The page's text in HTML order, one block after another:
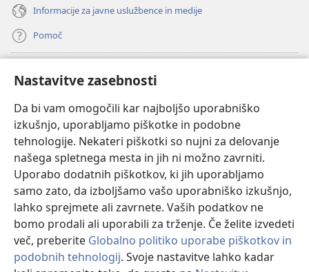
Nastavitve zasebnosti
Da bi vam omogočili kar najboljšo uporabniško
izkušnjo, uporabljamo piškotke in podobne
tehnologije. Nekateri piškotki so nujni za delovanje
našega spletnega mesta in jih ni možno zavrniti.
Uporabo dodatnih piškotkov, ki jih uporabljamo
samo zato, da izboljšamo vašo uporabniško izkušnjo,
lahko sprejmete ali zavrnete. Vaših podatkov ne
bomo prodali ali uporabili za trženje. Če želite izvedeti
več, preberite Globalno politiko uporabe piškotkov in
podobnih tehnologij. Svoje nastavitve lahko kadar
Informacije za javne uslužbence in medije
Pomoč
(odpre
novo
okno) Watchtowerjeva SPLETNA KNJIŽNICA™
(odpre
novo
okno) JW Hub
(odpre
novo
okno)JW Library
Watchtower Library